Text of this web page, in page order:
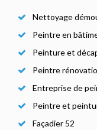
Nettoyage
Peintre en
Peinture et
Peintre
Entreprise de
Peintre et
Façadier 52